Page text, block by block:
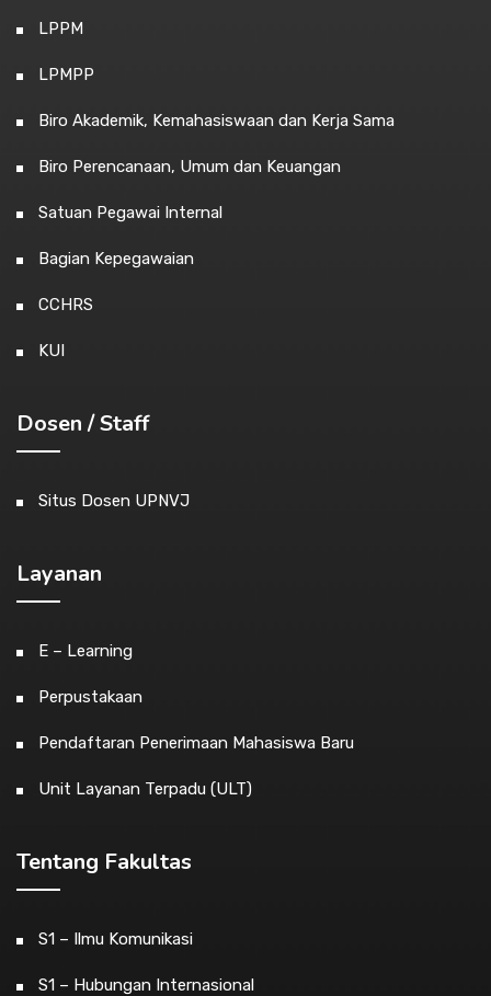
LPPM
LPMPP
Biro Akademik, Kemahasiswaan dan Kerja Sama
Biro Perencanaan, Umum dan Keuangan
Satuan Pegawai Internal
Bagian Kepegawaian
CCHRS
KUI
Dosen / Staff
Situs Dosen UPNVJ
Layanan
E – Learning
Perpustakaan
Pendaftaran Penerimaan Mahasiswa Baru
Unit Layanan Terpadu (ULT)
Tentang Fakultas
S1 – Ilmu Komunikasi
S1 – Hubungan Internasional